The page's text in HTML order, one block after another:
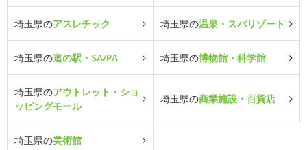
埼玉県のアスレチック 埼玉県の温泉・スパリゾート
埼玉県の道の駅・SA/PA 埼玉県の博物館・科学館
埼玉県のアウトレット・ショ
ッピングモール
埼玉県の商業施設・百貨店
埼玉県の美術館